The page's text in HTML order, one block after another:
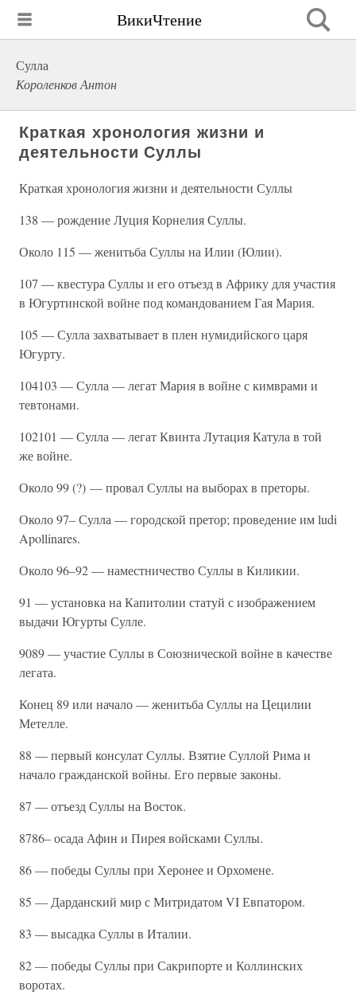
ВикиЧтение
Сулла
Короленков Антон
Краткая хронология жизни и
деятельности Суллы
Краткая хронология жизни и деятельности Суллы
138 — рождение Луция Корнелия Суллы.
Около 115 — женитьба Суллы на Илии (Юлии).
107 — квестура Суллы и его отъезд в Африку для участия
в Югуртинской войне под командованием Гая Мария.
105 — Сулла захватывает в плен нумидийского царя
Югурту.
104103 — Сулла — легат Мария в войне с кимврами и
тевтонами.
102101 — Сулла — легат Квинта Лутация Катула в той
же войне.
Около 99 (?) — провал Суллы на выборах в преторы.
Около 97– Сулла — городской претор; проведение им ludi
Apollinares.
Около 96–92 — наместничество Суллы в Киликии.
91 — установка на Капитолии статуй с изображением
выдачи Югурты Сулле.
9089 — участие Суллы в Союзнической войне в качестве
легата.
Конец 89 или начало — женитьба Суллы на Цецилии
Метелле.
88 — первый консулат Суллы. Взятие Суллой Рима и
начало гражданской войны. Его первые законы.
87 — отъезд Суллы на Восток.
8786– осада Афин и Пирея войсками Суллы.
86 — победы Суллы при Херонее и Орхомене.
85 — Дарданский мир с Митридатом VI Евпатором.
83 — высадка Суллы в Италии.
82 — победы Суллы при Сакрипорте и Коллинских
воротах.